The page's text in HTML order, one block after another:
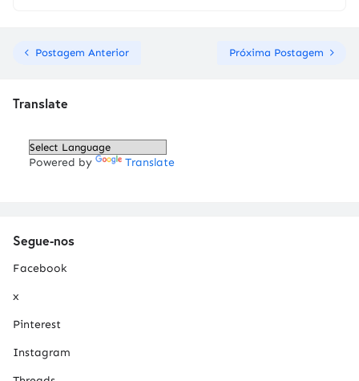
Postagem Anterior Próxima Postagem
Translate
Powered by Translate
Segue-nos
Facebook
x
Pinterest
Instagram